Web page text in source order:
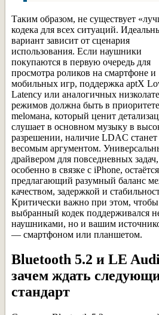
Таким образом, не существует
кодека для всех ситуаций.
вариант зависит от сценария
использования. Если наушники
покупаются в первую очередь для
просмотра роликов на смартфоне и
мобильных игр, поддержка aptX
Latency или аналогичных
режимов должна быть в
melомана, который ценит
слушает в основном музыку в
разрешении, наличие LDAC станет
весомым аргументом.
драйвером для повседневных задач,
особенно в связке с iPhone,
предлагающий разумный баланс
качеством, задержкой и
Критически важно при этом, чтобы
выбранный кодек поддерживался
наушниками, но и вашим
— смартфоном или планшетом.
Bluetooth 5.2 и LE
зачем ждать
стандарт